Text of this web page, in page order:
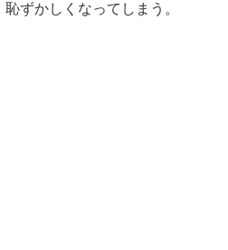
ずかしくなってしまう。